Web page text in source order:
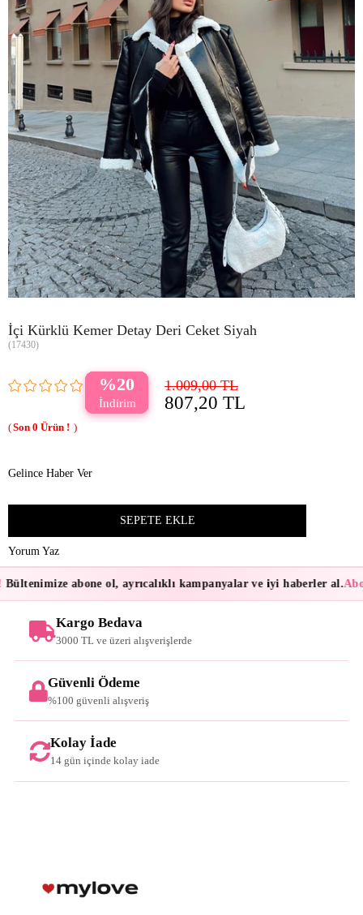
İçi Kürklü Kemer Detay Deri Ceket Siyah
(17430)
20 1.009,00 TL
807,20 TL
0
Gelince Haber Ver
Yorum Yaz
abone ol, ayrıcalıklı kampanyalar ve iyi haberler al.
Kargo Bedava
3000 TL ve üzeri alışverişlerde
Güvenli Ödeme
%100 güvenli alışveriş
Kolay İade
14 gün içinde kolay iade